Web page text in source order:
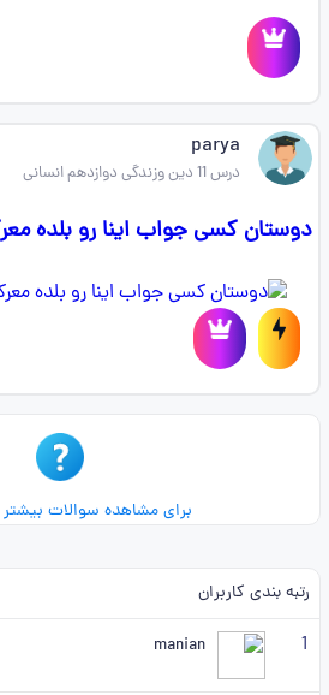
parya
درس 11 دین وزندگی دوازدهم انسانی
دوستان کسی جواب اینا رو بلده
برای مشاهده سوالات
رتبه بندی کاربران
1
manian